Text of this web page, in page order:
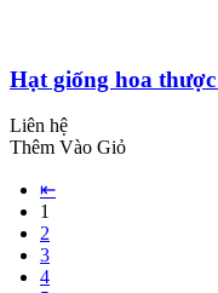
Hạt giống hoa
Liên hệ
Thêm Vào Giỏ
⇤
1
2
3
4